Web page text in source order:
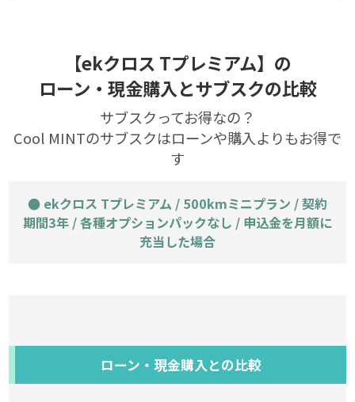
【ekクロス Tプレミアム】の
ローン・現金購入とサブスクの比較
サブスクってお得なの？
Cool MINTのサブスクはローンや購入よりもお得で
す
● ekクロス Tプレミアム / 500kmミニプラン / 契約
期間3年 / 各種オプションパックなし / 申込金を月額に
充当した場合
ローン・現金購入との比較